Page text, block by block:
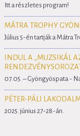
Itt a részletes program!
MÁTRA TROPHY
Július 5-én tartják a Mátra
INDUL A „MUZSIKÁL
07.05. – Gyöngyöspata -
PÉTER-PÁLI
2025. június 27-28-án.